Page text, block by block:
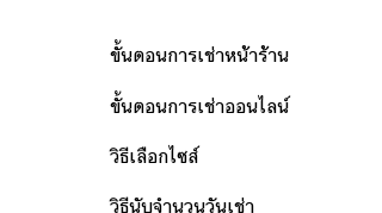
ขั้นตอนการเช่าหน้าร้าน
ขั้นตอนการเช่าออนไลน์
วิธีเลือกไซส์
วิธีนับจำนวนวันเช่า